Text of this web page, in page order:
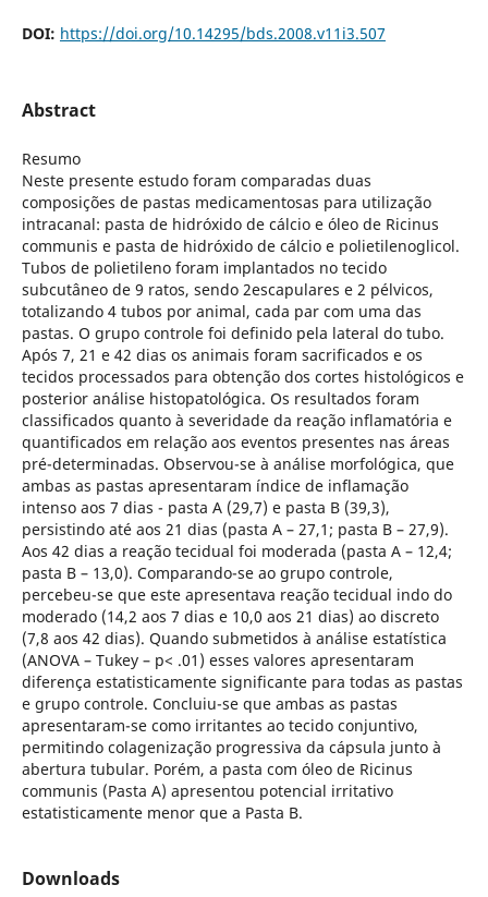
DOI: https://doi.org/10.14295/bds.2008.v11i3.507
Abstract
Resumo
Neste presente estudo foram comparadas duas
composições de pastas medicamentosas para utilização
intracanal: pasta de hidróxido de cálcio e óleo de Ricinus
communis e pasta de hidróxido de cálcio e polietilenoglicol.
Tubos de polietileno foram implantados no tecido
subcutâneo de 9 ratos, sendo 2escapulares e 2 pélvicos,
totalizando 4 tubos por animal, cada par com uma das
pastas. O grupo controle foi definido pela lateral do tubo.
Após 7, 21 e 42 dias os animais foram sacrificados e os
tecidos processados para obtenção dos cortes histológicos e
posterior análise histopatológica. Os resultados foram
classificados quanto à severidade da reação inflamatória e
quantificados em relação aos eventos presentes nas áreas
pré-determinadas. Observou-se à análise morfológica, que
ambas as pastas apresentaram índice de inflamação
intenso aos 7 dias - pasta A (29,7) e pasta B (39,3),
persistindo até aos 21 dias (pasta A – 27,1; pasta B – 27,9).
Aos 42 dias a reação tecidual foi moderada (pasta A – 12,4;
pasta B – 13,0). Comparando-se ao grupo controle,
percebeu-se que este apresentava reação tecidual indo do
moderado (14,2 aos 7 dias e 10,0 aos 21 dias) ao discreto
(7,8 aos 42 dias). Quando submetidos à análise estatística
(ANOVA – Tukey – p< .01) esses valores apresentaram
diferença estatisticamente significante para todas as pastas
e grupo controle. Concluiu-se que ambas as pastas
apresentaram-se como irritantes ao tecido conjuntivo,
permitindo colagenização progressiva da cápsula junto à
abertura tubular. Porém, a pasta com óleo de Ricinus
communis (Pasta A) apresentou potencial irritativo
estatisticamente menor que a Pasta B.
Downloads